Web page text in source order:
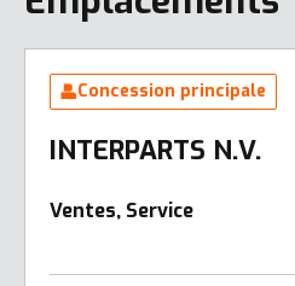
Concession principale
INTERPARTS N.V.
Ventes, Service